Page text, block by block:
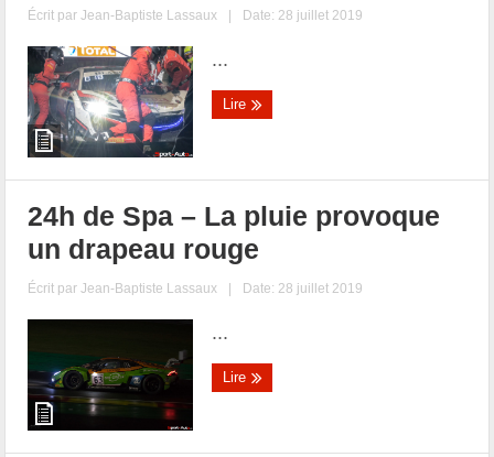
Écrit parJean-Baptiste Lassaux | Date: 28 juillet 2019
...
Lire
24h de Spa – La pluie provoque
un drapeau rouge
Écrit parJean-Baptiste Lassaux | Date: 28 juillet 2019
...
Lire